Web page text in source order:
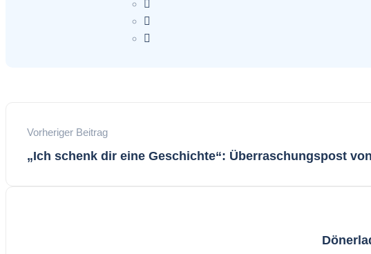
Vorheriger Beitrag
„Ich schenk dir eine Geschichte“: Überraschungspost